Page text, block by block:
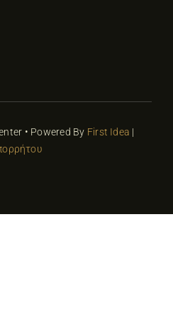
• Powered By First Idea |